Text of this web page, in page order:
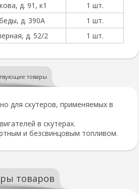
д. 91, к1
1 шт.
д. 390А
1 шт.
д. 52/2
1 шт.
товары
для скутеров, применяемых в
в скутерах.
и безсвинцовым топливом.
товаров